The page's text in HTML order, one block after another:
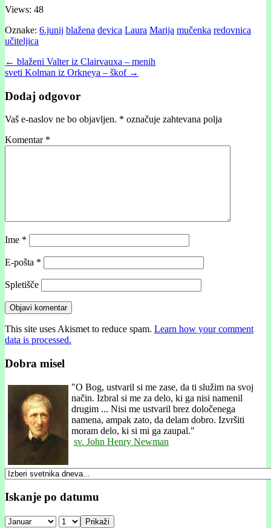
Views: 48
Oznake: 6.junij blažena devica Laura Marija mučenka redovnica
učiteljica
Post
navigation
← blaženi Valter iz Clairvauxa – menih
sveti Kolman iz Orkneya – škof →
Dodaj odgovor
Vaš e-naslov ne bo objavljen. * označuje zahtevana polja
Komentar *
Ime *
E-pošta *
Spletišče
This site uses Akismet to reduce spam. Learn how your comment
data is processed.
Dobra misel
"O Bog, ustvaril si me zase, da ti služim na svoj
način. Izbral si me za delo, ki ga nisi namenil
drugim ... Nisi me ustvaril brez določenega
namena, ampak zato, da delam dobro. Izvršiti
moram delo, ki si mi ga zaupal."
sv. John Henry Newman
Iskanje po datumu
Prikaži